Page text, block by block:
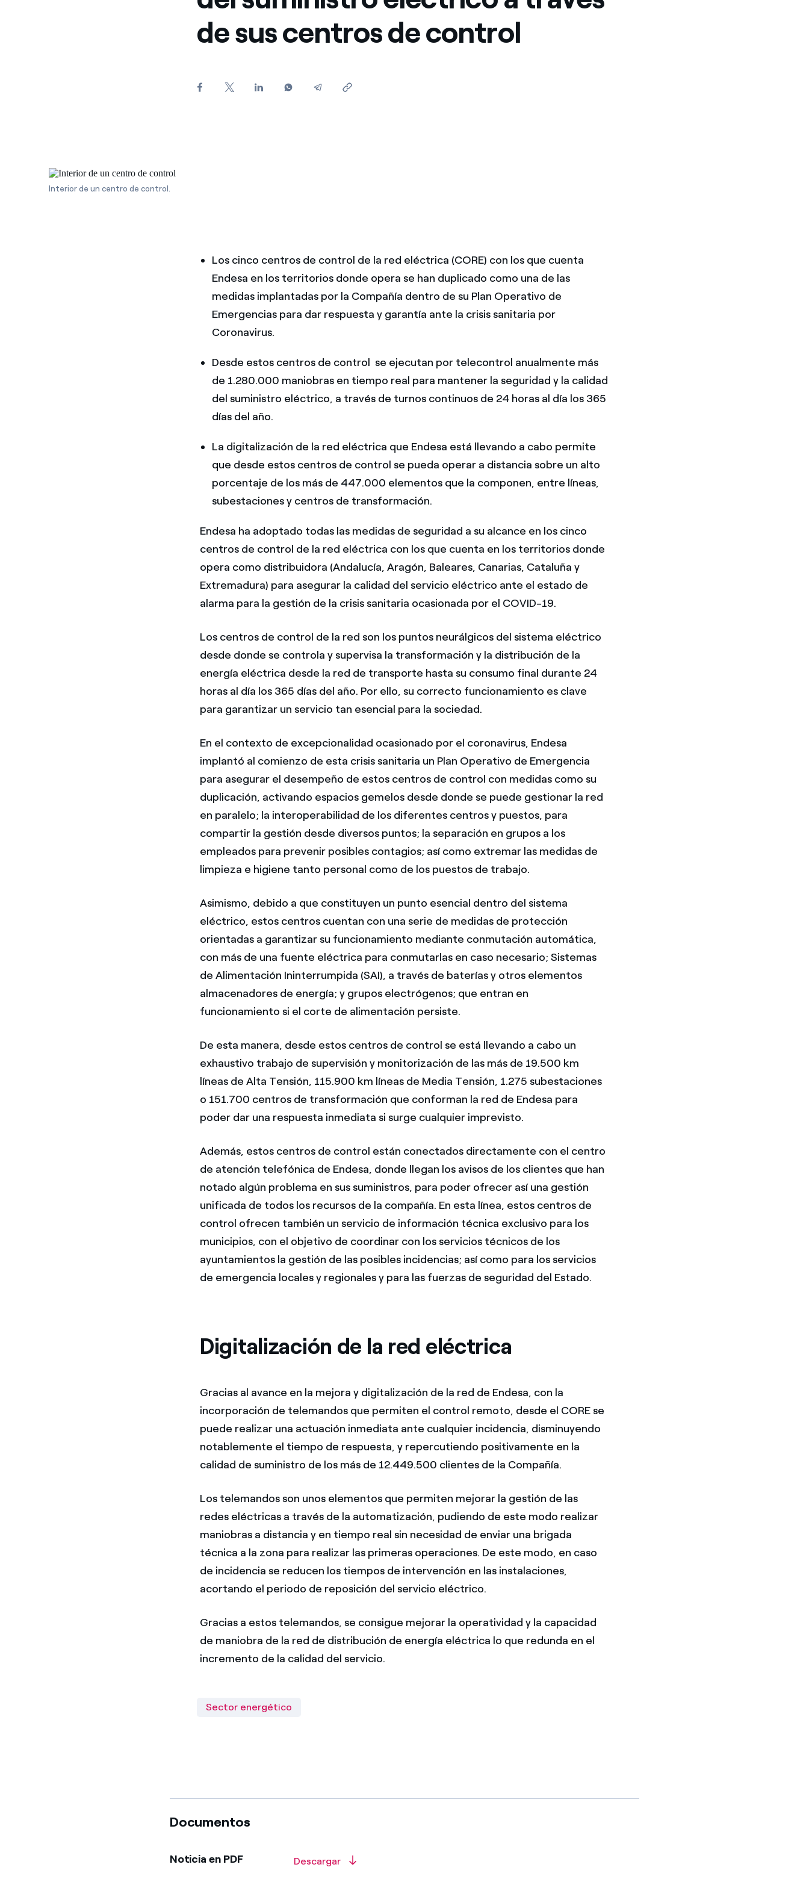
Ofertas para autónomos y Pymes
¿Gestionas varias comunidades de propietarios?
de sus centros de control
Interior de un centro de control.
Los cinco centros de control de la red eléctrica (CORE) con los que cuenta
Endesa en los territorios donde opera se han duplicado como una de las
medidas implantadas por la Compañía dentro de su Plan Operativo de
Emergencias para dar respuesta y garantía ante la crisis sanitaria por
Coronavirus.
Desde estos centros de control se ejecutan por telecontrol anualmente más
de 1.280.000 maniobras en tiempo real para mantener la seguridad y la calidad
del suministro eléctrico, a través de turnos continuos de 24 horas al día los 365
días del año.
La digitalización de la red eléctrica que Endesa está llevando a cabo permite
que desde estos centros de control se pueda operar a distancia sobre un alto
porcentaje de los más de 447.000 elementos que la componen, entre líneas,
subestaciones y centros de transformación.
Endesa ha adoptado todas las medidas de seguridad a su alcance en los cinco
centros de control de la red eléctrica con los que cuenta en los territorios donde
opera como distribuidora (Andalucía, Aragón, Baleares, Canarias, Cataluña y
Extremadura) para asegurar la calidad del servicio eléctrico ante el estado de
alarma para la gestión de la crisis sanitaria ocasionada por el COVID-19.
Los centros de control de la red son los puntos neurálgicos del sistema eléctrico
desde donde se controla y supervisa la transformación y la distribución de la
energía eléctrica desde la red de transporte hasta su consumo final durante 24
horas al día los 365 días del año. Por ello, su correcto funcionamiento es clave
para garantizar un servicio tan esencial para la sociedad.
En el contexto de excepcionalidad ocasionado por el coronavirus, Endesa
implantó al comienzo de esta crisis sanitaria un Plan Operativo de Emergencia
para asegurar el desempeño de estos centros de control con medidas como su
duplicación, activando espacios gemelos desde donde se puede gestionar la red
en paralelo; la interoperabilidad de los diferentes centros y puestos, para
compartir la gestión desde diversos puntos; la separación en grupos a los
empleados para prevenir posibles contagios; así como extremar las medidas de
limpieza e higiene tanto personal como de los puestos de trabajo.
Asimismo, debido a que constituyen un punto esencial dentro del sistema
eléctrico, estos centros cuentan con una serie de medidas de protección
orientadas a garantizar su funcionamiento mediante conmutación automática,
con más de una fuente eléctrica para conmutarlas en caso necesario; Sistemas
de Alimentación Ininterrumpida (SAI), a través de baterías y otros elementos
almacenadores de energía; y grupos electrógenos; que entran en
funcionamiento si el corte de alimentación persiste.
De esta manera, desde estos centros de control se está llevando a cabo un
exhaustivo trabajo de supervisión y monitorización de las más de 19.500 km
líneas de Alta Tensión, 115.900 km líneas de Media Tensión, 1.275 subestaciones
o 151.700 centros de transformación que conforman la red de Endesa para
poder dar una respuesta inmediata si surge cualquier imprevisto.
Además, estos centros de control están conectados directamente con el centro
de atención telefónica de Endesa, donde llegan los avisos de los clientes que han
notado algún problema en sus suministros, para poder ofrecer así una gestión
unificada de todos los recursos de la compañía. En esta línea, estos centros de
control ofrecen también un servicio de información técnica exclusivo para los
municipios, con el objetivo de coordinar con los servicios técnicos de los
ayuntamientos la gestión de las posibles incidencias; así como para los servicios
de emergencia locales y regionales y para las fuerzas de seguridad del Estado.
Digitalización de la red eléctrica
Gracias al avance en la mejora y digitalización de la red de Endesa, con la
incorporación de telemandos que permiten el control remoto, desde el CORE se
puede realizar una actuación inmediata ante cualquier incidencia, disminuyendo
notablemente el tiempo de respuesta, y repercutiendo positivamente en la
calidad de suministro de los más de 12.449.500 clientes de la Compañía.
Los telemandos son unos elementos que permiten mejorar la gestión de las
redes eléctricas a través de la automatización, pudiendo de este modo realizar
maniobras a distancia y en tiempo real sin necesidad de enviar una brigada
técnica a la zona para realizar las primeras operaciones. De este modo, en caso
de incidencia se reducen los tiempos de intervención en las instalaciones,
acortando el periodo de reposición del servicio eléctrico.
Gracias a estos telemandos, se consigue mejorar la operatividad y la capacidad
de maniobra de la red de distribución de energía eléctrica lo que redunda en el
incremento de la calidad del servicio.
Sector energético
Documentos
Noticia en PDF Descargar